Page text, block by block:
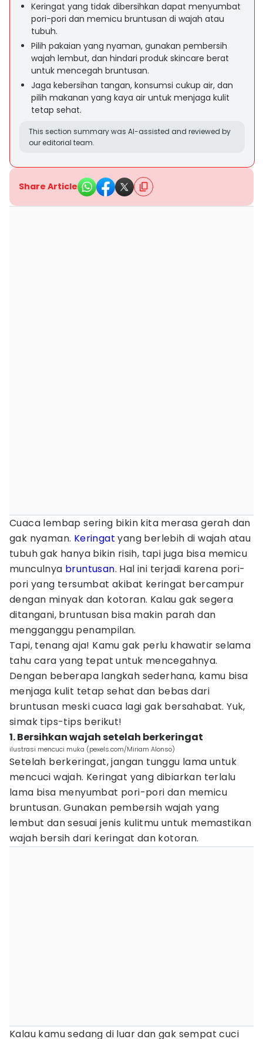
Keringat yang tidak dibersihkan dapat menyumbat
pori-pori dan memicu bruntusan di wajah atau
tubuh.
Pilih pakaian yang nyaman, gunakan pembersih
wajah lembut, dan hindari produk skincare berat
untuk mencegah bruntusan.
Jaga kebersihan tangan, konsumsi cukup air, dan
pilih makanan yang kaya air untuk menjaga kulit
tetap sehat.
This section summary was AI-assisted and reviewed by
our editorial team.
Share Article
Cuaca lembap sering bikin kita merasa gerah dan
gak nyaman. Keringat yang berlebih di wajah atau
tubuh gak hanya bikin risih, tapi juga bisa memicu
munculnya bruntusan. Hal ini terjadi karena pori-
pori yang tersumbat akibat keringat bercampur
dengan minyak dan kotoran. Kalau gak segera
ditangani, bruntusan bisa makin parah dan
mengganggu penampilan.
Tapi, tenang aja! Kamu gak perlu khawatir selama
tahu cara yang tepat untuk mencegahnya.
Dengan beberapa langkah sederhana, kamu bisa
menjaga kulit tetap sehat dan bebas dari
bruntusan meski cuaca lagi gak bersahabat. Yuk,
simak tips-tips berikut!
1. Bersihkan wajah setelah berkeringat
ilustrasi mencuci muka (pexels.com/Miriam Alonso)
Setelah berkeringat, jangan tunggu lama untuk
mencuci wajah. Keringat yang dibiarkan terlalu
lama bisa menyumbat pori-pori dan memicu
bruntusan. Gunakan pembersih wajah yang
lembut dan sesuai jenis kulitmu untuk memastikan
wajah bersih dari keringat dan kotoran.
Kalau kamu sedang di luar dan gak sempat cuci